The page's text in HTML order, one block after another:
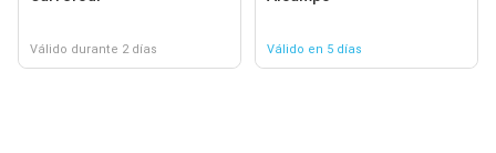
Válido durante 2 días Válido en 5 días